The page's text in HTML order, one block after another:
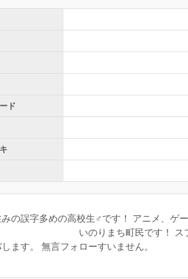
ド
の誤字多めの高校生♂です！ アニメ、ゲ
いのりまち町民です！ スプラ2も
ます。 無言フォローすいません。